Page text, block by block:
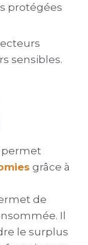
protégées
sensibles.
permet
grâce à
de
Il
le surplus